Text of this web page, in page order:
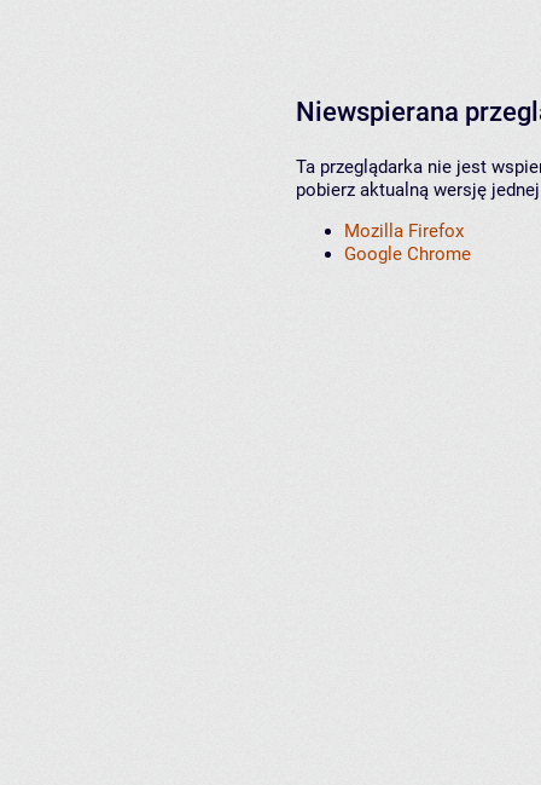
Niewspierana
Ta przeglądarka nie jest
pobierz aktualną wersję
Mozilla Firefox
Google Chrome